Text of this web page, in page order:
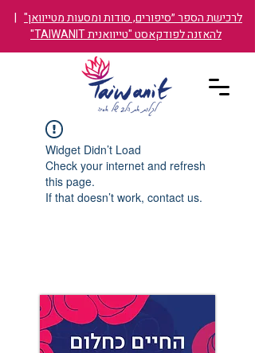
לרכישת הספר ״סיפורים, סודות ומסעות מטייוואן" |
להאזנה לפודקאסט "טייוואנית TAIWANIT"
Widget Didn’t Load
Check your internet and refresh
this page.
If that doesn’t work, contact us.